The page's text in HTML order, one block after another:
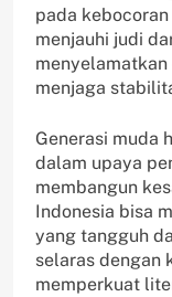
pada
menjauhi judi
menjaga
Generasi muda
dalam upaya
membangun
Indonesia bisa
yang tangguh
selaras dengan
memperkuat